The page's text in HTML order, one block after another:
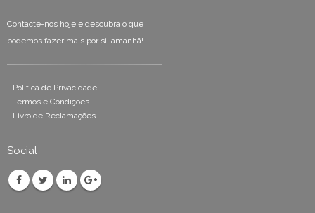
Contacte-nos hoje e descubra o que
podemos fazer mais por si, amanhã!
- Política de Privacidade
- Termos e Condições
- Livro de Reclamações
Social